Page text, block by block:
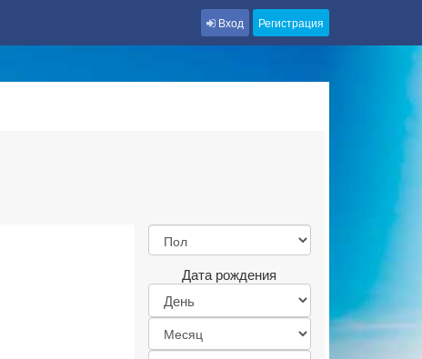
Вход Регистрация
Дата рождения